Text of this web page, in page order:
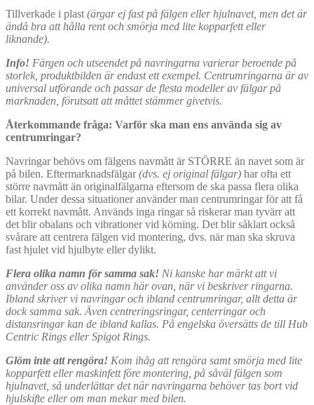
Tillverkade i plast (ärgar ej fast på fälgen eller hjulnavet, men det är
ändå bra att hålla rent och smörja med lite kopparfett eller
liknande).
Info! Färgen och utseendet på navringarna varierar beroende på
storlek, produktbilden är endast ett exempel. Centrumringarna är av
universal utförande och passar de flesta modeller av fälgar på
marknaden, förutsatt att måttet stämmer givetvis.
Återkommande fråga: Varför ska man ens använda sig av
centrumringar?
Navringar behövs om fälgens navmått är STÖRRE än navet som är
på bilen. Eftermarknadsfälgar(dvs. ej original fälgar) har ofta ett
större navmått än originalfälgarna eftersom de ska passa flera olika
bilar. Under dessa situationer använder man centrumringar för att få
ett korrekt navmått. Används inga ringar så riskerar man tyvärr att
det blir obalans och vibrationer vid körning. Det blir såklart också
svårare att centrera fälgen vid montering, dvs. när man ska skruva
fast hjulet vid hjulbyte eller dylikt.
Flera olika namn för samma sak! Ni kanske har märkt att vi
använder oss av olika namn här ovan, när vi beskriver ringarna.
Ibland skriver vi navringar och ibland centrumringar, allt detta är
dock samma sak. Även centreringsringar, centerringar och
distansringar kan de ibland kallas. På engelska översätts de till Hub
Centric Rings eller Spigot Rings.
Glöm inte att rengöra! Kom ihåg att rengöra samt smörja med lite
kopparfett eller maskinfett före montering, på såväl fälgen som
hjulnavet, så underlättar det när navringarna behöver tas bort vid
hjulskifte eller om man mekar med bilen.